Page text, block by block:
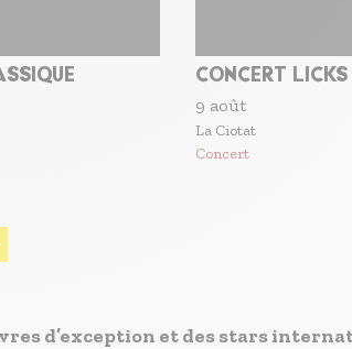
CONCERT LICKS
9 août
La Ciotat
Concert
d’exception et des stars